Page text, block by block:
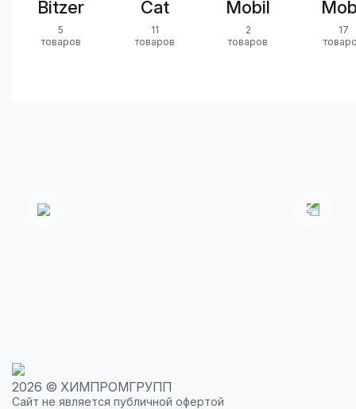
Bitzer
5
товаров
Cat
11
товаров
Mobil
2
товаров
17
2026 © ХИМПРОМГРУПП
Сайт не является публичной офертой